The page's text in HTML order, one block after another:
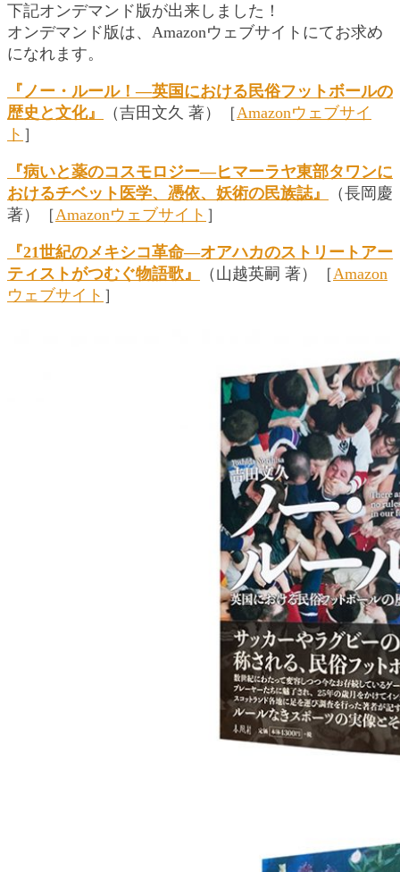
下記オンデマンド版が出来しました！
オンデマンド版は、Amazonウェブサイトにてお求め
になれます。
『ノー・ルール！―英国における民俗フットボールの
歴史と文化』
（吉田文久 著）［Amazonウェブサイ
ト ］
『病いと薬のコスモロジー―ヒマーラヤ東部タワンに
おけるチベット医学、憑依、妖術の民族誌』
（長岡慶
著）［Amazonウェブサイト ］
『21世紀のメキシコ革命―オアハカのストリートアー
ティストがつむぐ物語歌』
（山越英嗣 著）［Amazon
ウェブサイト ］